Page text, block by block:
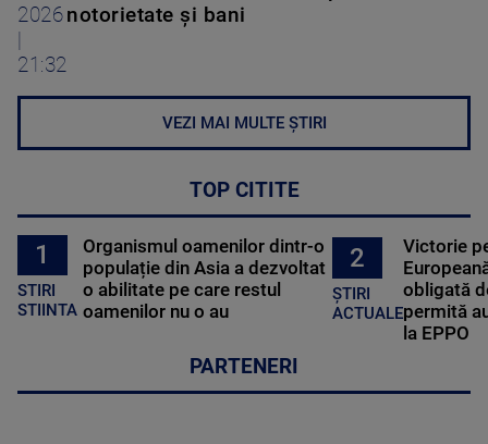
2026
|
21:32
notorietate și bani
VEZI MAI MULTE ȘTIRI
TOP CITITE
1
STIRI
STIINTA
Organismul oamenilor dintr-o
populație din Asia a dezvoltat
o abilitate pe care restul
oamenilor nu o au
2
ȘTIRI
ACTUALE
Victorie
obligată
permită
la EPPO
PARTENERI